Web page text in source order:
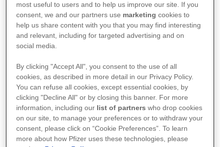
Ticaret Unvanı: Pfizer PFE İlaçları Anonim Şirketi
Ticari Merkezi
Levent 199 No:199 İç Kapı No:106 Kat:26, 34394
Levent, Şişli, İstanbul
Ticaret Sicil No: 952769
Mersis No: 729056129600018
Vergi Dairesi: Zincirlikuyu Vergi Dairesi
Vergi No: 7290561296
most useful to users and to help us improve our site. If you
consent, we and our partners use marketing cookies to
help us share content with you that you may find interesting
and relevant, including for targeted advertising and on
social media.
By clicking "Accept All", you consent to the use of all
cookies, as described in more detail in our Privacy Policy.
You can refuse all cookies, except essential cookies, by
clicking "Decline All" or by closing this banner. For more
information, including our list of partners who drop cookies
on our site, to manage your preferences or to withdraw your
consent, please click on “Cookie Preferences”. To learn
more about how Pfizer uses these technologies, please